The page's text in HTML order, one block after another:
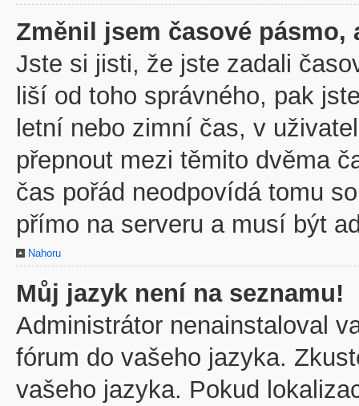
Změnil jsem časové pásmo,
Jste si jisti, že jste zadali
liší od toho správného, pak
letní nebo zimní čas, v
přepnout mezi těmito dvěma
čas pořád neodpovídá tomu
přímo na serveru a musí být
Nahoru
Můj jazyk není na seznamu!
Administrátor nenainstaloval
fórum do vašeho jazyka.
vašeho jazyka. Pokud